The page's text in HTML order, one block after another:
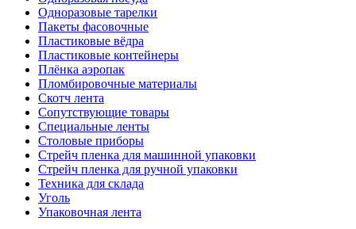
Одноразовые тарелки
Пакеты фасовочные
Пластиковые вёдра
Пластиковые контейнеры
Плёнка аэропак
Пломбировочные материалы
Скотч лента
Сопутствующие товары
Специальные ленты
Столовые приборы
Стрейч пленка для машинной упаковки
Стрейч пленка для ручной упаковки
Техника для склада
Уголь
Упаковочная лента